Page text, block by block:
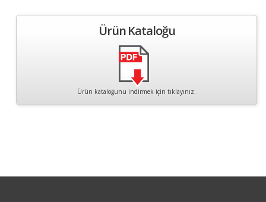
Ürün Kataloğu
Ürün kataloğunu indirmek için tıklayınız.